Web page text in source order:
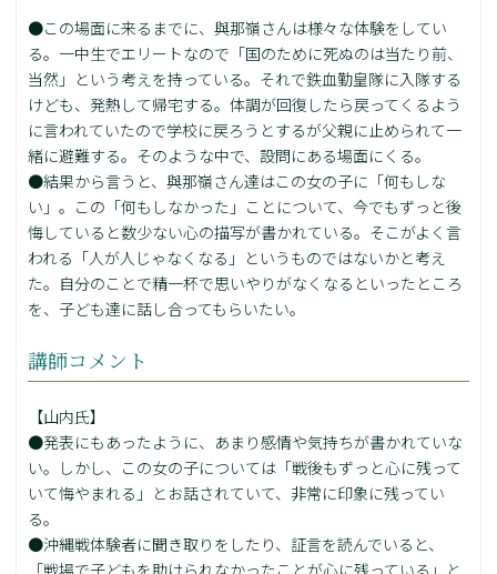
●この場面に来るまでに、與那嶺さんは様々な体験をしてい
る。一中生でエリートなので「国のために死ぬのは当たり前、
当然」という考えを持っている。それで鉄血勤皇隊に入隊する
けども、発熱して帰宅する。体調が回復したら戻ってくるよう
に言われていたので学校に戻ろうとするが父親に止められて一
緒に避難する。そのような中で、設問にある場面にくる。
●結果から言うと、與那嶺さん達はこの女の子に「何もしな
い」。この「何もしなかった」ことについて、今でもずっと後
悔していると数少ない心の描写が書かれている。そこがよく言
われる「人が人じゃなくなる」というものではないかと考え
た。自分のことで精一杯で思いやりがなくなるといったところ
を、子ども達に話し合ってもらいたい。
講師コメント
【山内氏】
●発表にもあったように、あまり感情や気持ちが書かれていな
い。しかし、この女の子については「戦後もずっと心に残って
いて悔やまれる」とお話されていて、非常に印象に残ってい
る。
●沖縄戦体験者に聞き取りをしたり、証言を読んでいると、